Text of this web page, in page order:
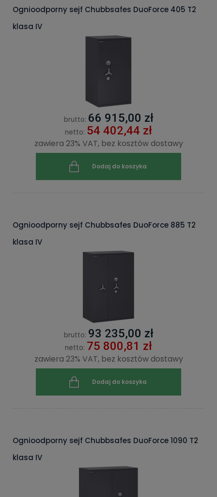
Ognioodporny sejf Chubbsafes DuoForce 405 T2
klasa IV
brutto: 66 915,00 zł
netto: 54 402,44 zł
zawiera 23% VAT, bez kosztów dostawy
Dodaj do koszyka
Ognioodporny sejf Chubbsafes DuoForce 885 T2
klasa IV
brutto: 93 235,00 zł
netto: 75 800,81 zł
zawiera 23% VAT, bez kosztów dostawy
Dodaj do koszyka
Ognioodporny sejf Chubbsafes DuoForce 1090 T2
klasa IV